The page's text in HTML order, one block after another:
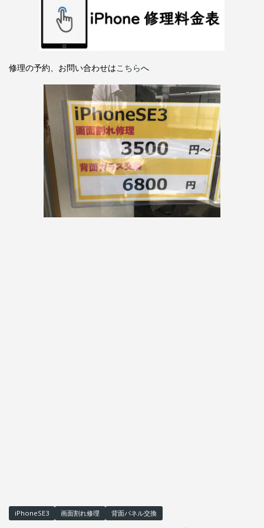
修理の予約、お問い合わせはこちらへ
iPhoneSE3 画面割れ修理 背面パネル交換